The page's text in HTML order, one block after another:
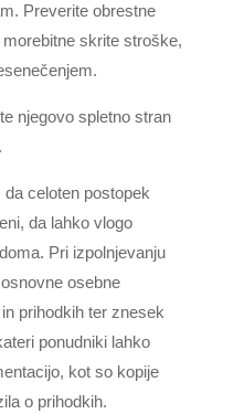
Preverite obrestne
skrite stroške,
njegovo spletno stran
celoten postopek
da lahko vlogo
Pri izpolnjevanju
osebne
prihodkih ter znesek
ponudniki lahko
kot so kopije
o prihodkih.